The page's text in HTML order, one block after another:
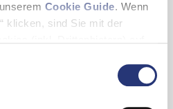
Cookie Guide. Wenn
klicken, sind Sie mit der
zu verbessern und
erlauben wollen, können
Benz VLE 300